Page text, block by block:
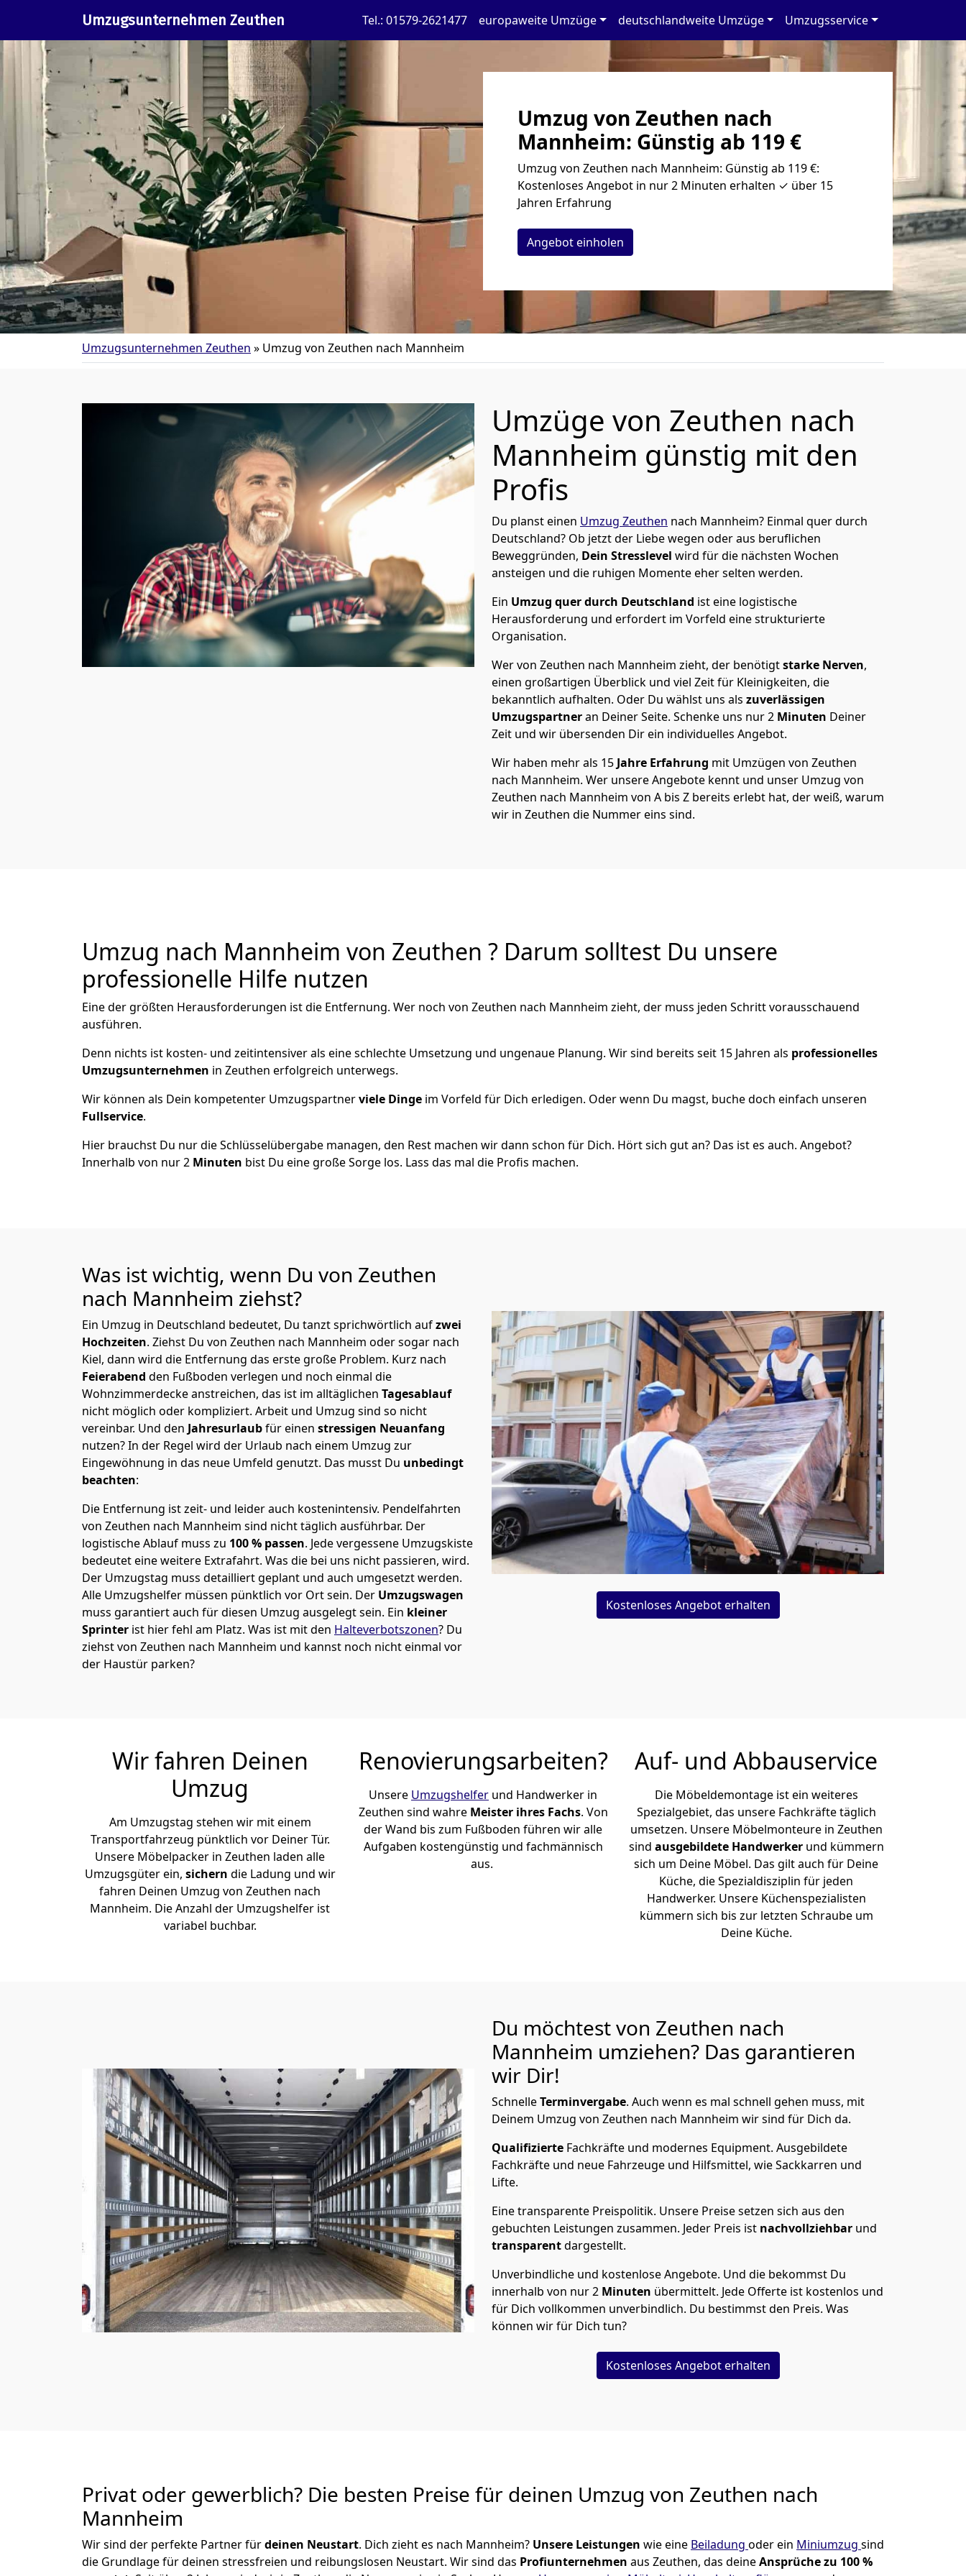
Umzugsunternehmen Zeuthen Tel.: 01579-2621477 europaweite Umzüge deutschlandweite Umzüge Umzugsservice
Umzug von Zeuthen nach
Mannheim: Günstig ab 119 €
Umzug von Zeuthen nach Mannheim: Günstig ab 119 €:
Kostenloses Angebot in nur 2 Minuten erhalten ✓ über 15
Jahren Erfahrung
Angebot einholen
Umzugsunternehmen Zeuthen » Umzug von Zeuthen nach Mannheim
Umzüge von Zeuthen nach
Mannheim günstig mit den
Profis
Du planst einen Umzug Zeuthen nach Mannheim? Einmal quer durch
Deutschland? Ob jetzt der Liebe wegen oder aus beruflichen
Beweggründen, Dein Stresslevel wird für die nächsten Wochen
ansteigen und die ruhigen Momente eher selten werden.
Ein Umzug quer durch Deutschland ist eine logistische
Herausforderung und erfordert im Vorfeld eine strukturierte
Organisation.
Wer von Zeuthen nach Mannheim zieht, der benötigtstarke Nerven,
einen großartigen Überblick und viel Zeit für Kleinigkeiten, die
bekanntlich aufhalten. Oder Du wählst uns als zuverlässigen
Umzugspartneran Deiner Seite. Schenke uns nur2 Minuten Deiner
Zeit und wir übersenden Dir ein individuelles Angebot.
Wir haben mehr als 15 Jahre Erfahrung mit Umzügen von Zeuthen
nach Mannheim. Wer unsere Angebote kennt und unser Umzug von
Zeuthen nach Mannheim von A bis Z bereits erlebt hat, der weiß, warum
wir in Zeuthen die Nummer eins sind.
Umzug nach Mannheim von Zeuthen ? Darum solltest Du unsere
professionelle Hilfe nutzen
Eine der größten Herausforderungen ist die Entfernung. Wer noch von Zeuthen nach Mannheim zieht, der muss jeden Schritt vorausschauend
ausführen.
Denn nichts ist kosten- und zeitintensiver als eine schlechte Umsetzung und ungenaue Planung. Wir sind bereits seit 15 Jahren als professionelles
Umzugsunternehmen in Zeuthen erfolgreich unterwegs.
Wir können als Dein kompetenter Umzugspartnerviele Dinge im Vorfeld für Dich erledigen. Oder wenn Du magst, buche doch einfach unseren
Fullservice.
Hier brauchst Du nur die Schlüsselübergabe managen, den Rest machen wir dann schon für Dich. Hört sich gut an? Das ist es auch. Angebot?
Innerhalb von nur 2 Minuten bist Du eine große Sorge los. Lass das mal die Profis machen.
Was ist wichtig, wenn Du von Zeuthen
nach Mannheim ziehst?
Ein Umzug in Deutschland bedeutet, Du tanzt sprichwörtlich aufzwei
Hochzeiten. Ziehst Du von Zeuthen nach Mannheim oder sogar nach
Kiel, dann wird die Entfernung das erste große Problem. Kurz nach
Feierabend den Fußboden verlegen und noch einmal die
Wohnzimmerdecke anstreichen, das ist im alltäglichen Tagesablauf
nicht möglich oder kompliziert. Arbeit und Umzug sind so nicht
vereinbar. Und den Jahresurlaubfür einen stressigen Neuanfang
nutzen? In der Regel wird der Urlaub nach einem Umzug zur
Eingewöhnung in das neue Umfeld genutzt. Das musst Du unbedingt
beachten:
Die Entfernung ist zeit- und leider auch kostenintensiv. Pendelfahrten
von Zeuthen nach Mannheim sind nicht täglich ausführbar. Der
logistische Ablauf muss zu 100 % passen. Jede vergessene Umzugskiste
bedeutet eine weitere Extrafahrt. Was die bei uns nicht passieren, wird.
Der Umzugstag muss detailliert geplant und auch umgesetzt werden.
Alle Umzugshelfer müssen pünktlich vor Ort sein. Der Umzugswagen
muss garantiert auch für diesen Umzug ausgelegt sein. Ein kleiner
Sprinter ist hier fehl am Platz. Was ist mit den Halteverbotszonen? Du
ziehst von Zeuthen nach Mannheim und kannst noch nicht einmal vor
der Haustür parken?
Kostenloses Angebot erhalten
Wir fahren Deinen
Umzug
Am Umzugstag stehen wir mit einem
Transportfahrzeug pünktlich vor Deiner Tür.
Unsere Möbelpacker in Zeuthen laden alle
Umzugsgüter ein, sichern die Ladung und wir
fahren Deinen Umzug von Zeuthen nach
Mannheim. Die Anzahl der Umzugshelfer ist
variabel buchbar.
Renovierungsarbeiten?
Unsere Umzugshelfer und Handwerker in
Zeuthen sind wahre Meister ihres Fachs. Von
der Wand bis zum Fußboden führen wir alle
Aufgaben kostengünstig und fachmännisch
aus.
Auf- und Abbauservice
Die Möbeldemontage ist ein weiteres
Spezialgebiet, das unsere Fachkräfte täglich
umsetzen. Unsere Möbelmonteure in Zeuthen
sind ausgebildete Handwerker und kümmern
sich um Deine Möbel. Das gilt auch für Deine
Küche, die Spezialdisziplin für jeden
Handwerker. Unsere Küchenspezialisten
kümmern sich bis zur letzten Schraube um
Deine Küche.
Du möchtest von Zeuthen nach
Mannheim umziehen? Das garantieren
wir Dir!
SchnelleTerminvergabe. Auch wenn es mal schnell gehen muss, mit
Deinem Umzug von Zeuthen nach Mannheim wir sind für Dich da.
Qualifizierte Fachkräfte und modernes Equipment. Ausgebildete
Fachkräfte und neue Fahrzeuge und Hilfsmittel, wie Sackkarren und
Lifte.
Eine transparente Preispolitik. Unsere Preise setzen sich aus den
gebuchten Leistungen zusammen. Jeder Preis ist nachvollziehbar und
transparentdargestellt.
Unverbindliche und kostenlose Angebote. Und die bekommst Du
innerhalb von nur2 Minuten übermittelt. Jede Offerte ist kostenlos und
für Dich vollkommen unverbindlich. Du bestimmst den Preis. Was
können wir für Dich tun?
Kostenloses Angebot erhalten
Privat oder gewerblich? Die besten Preise für deinen Umzug von Zeuthen nach
Mannheim
Wir sind der perfekte Partner fürdeinen Neustart. Dich zieht es nach Mannheim? Unsere Leistungen wie eine Beiladung oder ein Miniumzug sind
die Grundlage für deinen stressfreien und reibungslosen Neustart. Wir sind das Profiunternehmen aus Zeuthen, das deineAnsprüche zu 100 %